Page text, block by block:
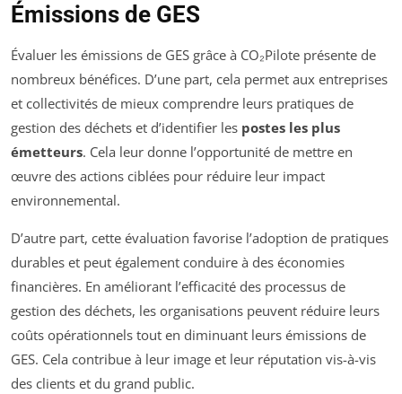
Émissions de GES
Évaluer les émissions de GES grâce à CO₂Pilote présente de
nombreux bénéfices. D’une part, cela permet aux entreprises
et collectivités de mieux comprendre leurs pratiques de
gestion des déchets et d’identifier les postes les plus
émetteurs. Cela leur donne l’opportunité de mettre en
œuvre des actions ciblées pour réduire leur impact
environnemental.
D’autre part, cette évaluation favorise l’adoption de pratiques
durables et peut également conduire à des économies
financières. En améliorant l’efficacité des processus de
gestion des déchets, les organisations peuvent réduire leurs
coûts opérationnels tout en diminuant leurs émissions de
GES. Cela contribue à leur image et leur réputation vis-à-vis
des clients et du grand public.